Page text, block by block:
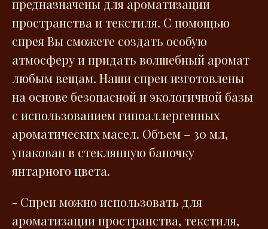
предназначены для ароматизации
пространства и текстиля. С помощью
спрея Вы сможете создать особую
атмосферу и придать волшебный аромат
любым вещам. Наши спреи изготовлены
на основе безопасной и экологичной базы
с использованием гипоаллергенных
ароматических масел. Объем – 30 мл,
упакован в стеклянную баночку
янтарного цвета.
- Спреи можно использовать для
ароматизации пространства, текстиля,